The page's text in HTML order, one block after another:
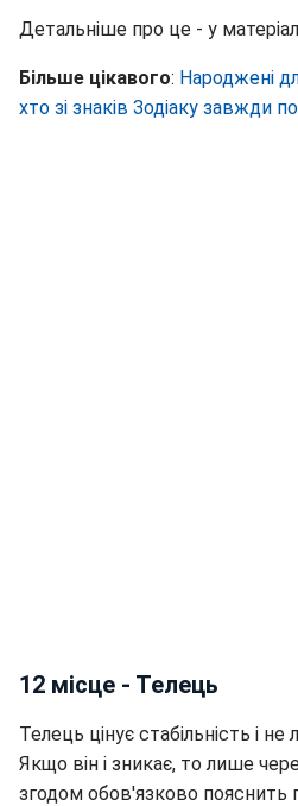
Детальніше про це - у
Більше цікавого: Народжені
хто зі знаків Зодіаку завжди
12 місце - Телець
Телець цінує стабільність і не
Якщо він і зникає, то лише
згодом обов'язково пояснить